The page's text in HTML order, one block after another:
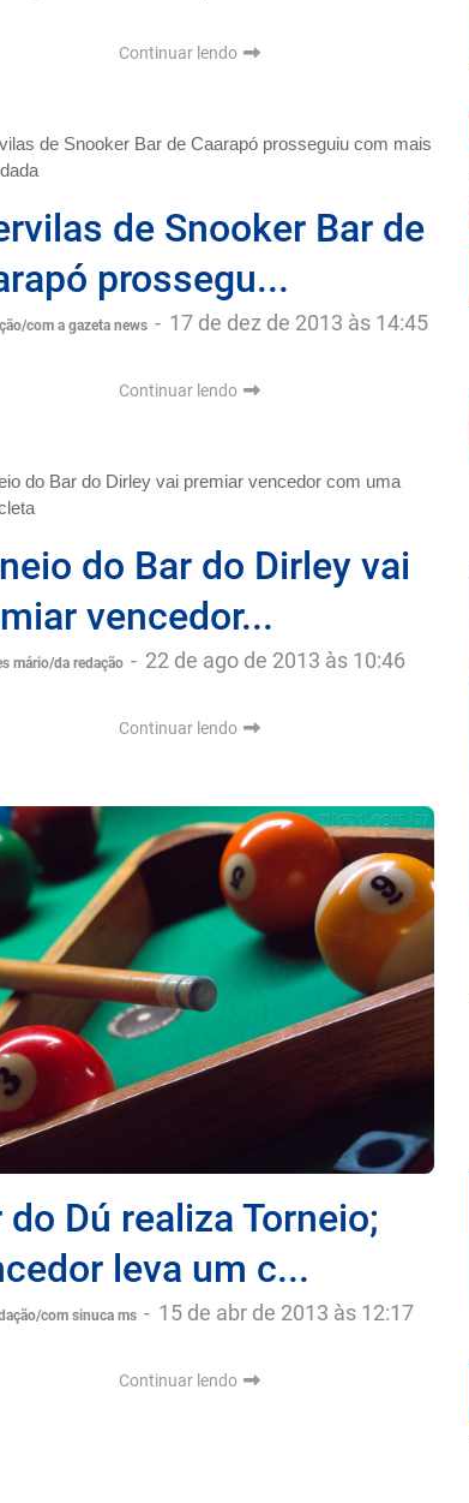
Continuar lendo
de Snooker Bar de
prossegu...
com a gazeta news - 17 de dez de 2013 às 14:45
Continuar lendo
do Bar do Dirley vai
vencedor...
mário/da redação - 22 de ago de 2013 às 10:46
Continuar lendo
do Dú realiza Torneio;
leva um c...
com sinuca ms - 15 de abr de 2013 às 12:17
Continuar lendo